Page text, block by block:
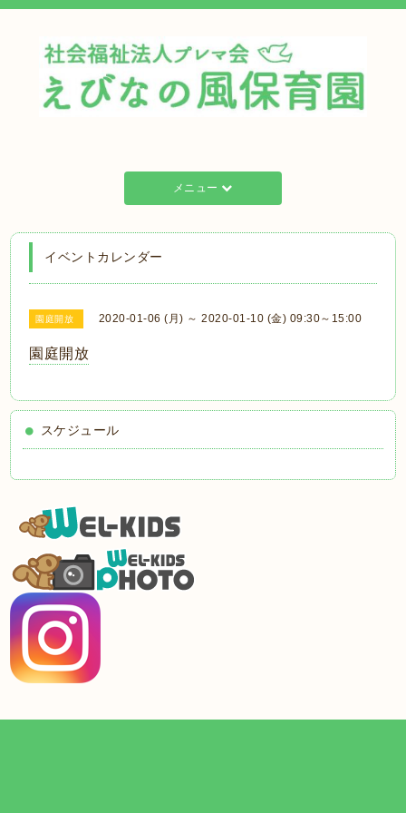
メニュー
イベントカレンダー
園庭開放 2020-01-06 (月) ～ 2020-01-10 (金) 09:30～15:00
園庭開放
スケジュール